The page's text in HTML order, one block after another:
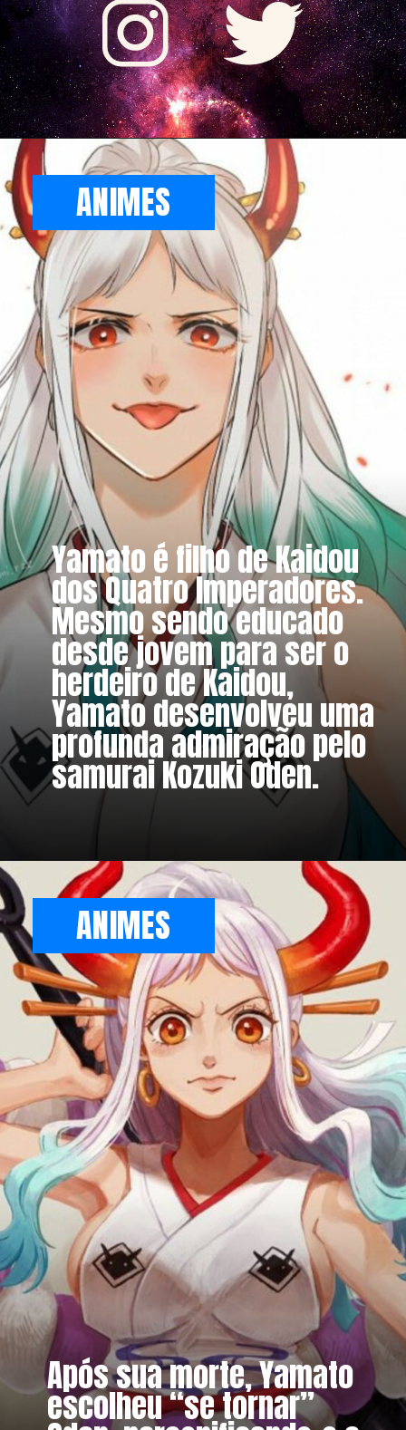
Yamato é filho de Kaidou
dos Quatro Imperadores.
Mesmo sendo educado
desde jovem para ser o
herdeiro de Kaidou,
Yamato desenvolveu uma
profunda admiração pelo
samurai Kozuki Oden.
ANIMES
Após sua morte, Yamato
escolheu “se tornar”
ANIMES